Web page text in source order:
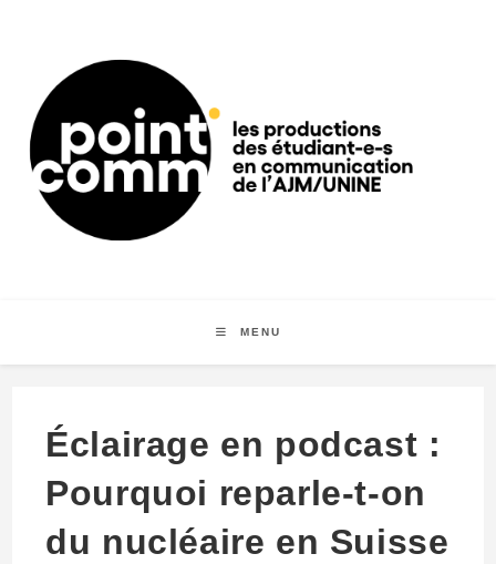
content
MENU
Éclairage en podcast :
Pourquoi reparle-t-on
du nucléaire en Suisse